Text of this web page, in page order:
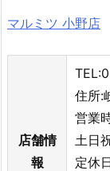
マルミツ 小野店
店舗情
報
住所:
営業
土日
定休